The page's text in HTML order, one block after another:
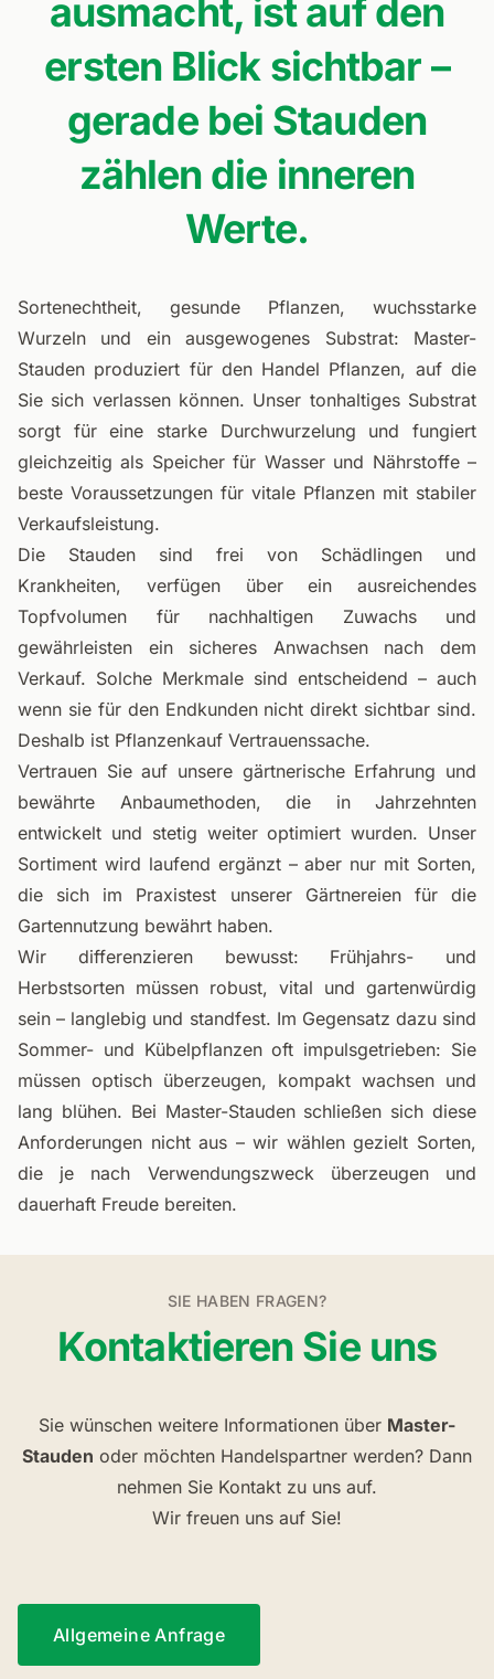
ausmacht, ist auf den
ersten Blick sichtbar –
gerade bei Stauden
zählen die inneren
Werte.
Sortenechtheit, gesunde Pflanzen, wuchsstarke
Wurzeln und ein ausgewogenes Substrat: Master-
Stauden produziert für den Handel Pflanzen, auf die
Sie sich verlassen können. Unser tonhaltiges Substrat
sorgt für eine starke Durchwurzelung und fungiert
gleichzeitig als Speicher für Wasser und Nährstoffe –
beste Voraussetzungen für vitale Pflanzen mit stabiler
Verkaufsleistung.
Die Stauden sind frei von Schädlingen und
Krankheiten, verfügen über ein ausreichendes
Topfvolumen für nachhaltigen Zuwachs und
gewährleisten ein sicheres Anwachsen nach dem
Verkauf. Solche Merkmale sind entscheidend – auch
wenn sie für den Endkunden nicht direkt sichtbar sind.
Deshalb ist Pflanzenkauf Vertrauenssache.
Vertrauen Sie auf unsere gärtnerische Erfahrung und
bewährte Anbaumethoden, die in Jahrzehnten
entwickelt und stetig weiter optimiert wurden. Unser
Sortiment wird laufend ergänzt – aber nur mit Sorten,
die sich im Praxistest unserer Gärtnereien für die
Gartennutzung bewährt haben.
Wir differenzieren bewusst: Frühjahrs- und
Herbstsorten müssen robust, vital und gartenwürdig
sein – langlebig und standfest. Im Gegensatz dazu sind
Sommer- und Kübelpflanzen oft impulsgetrieben: Sie
müssen optisch überzeugen, kompakt wachsen und
lang blühen. Bei Master-Stauden schließen sich diese
Anforderungen nicht aus – wir wählen gezielt Sorten,
die je nach Verwendungszweck überzeugen und
dauerhaft Freude bereiten.
SIE HABEN FRAGEN?
Kontaktieren Sie uns
Sie wünschen weitere Informationen über Master-
Stauden oder möchten Handelspartner werden? Dann
nehmen Sie Kontakt zu uns auf.
Wir freuen uns auf Sie!
Allgemeine Anfrage